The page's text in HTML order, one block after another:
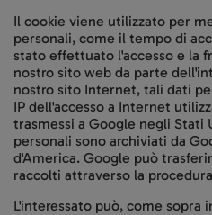
Il cookie viene utilizzato per
personali, come il tempo di
stato effettuato l'accesso e la
nostro sito web da parte
nostro sito Internet, tali dati
IP dell'accesso a Internet
trasmessi a Google negli Stati
personali sono archiviati da
d'America. Google può
raccolti attraverso la
L'interessato può, come sopra